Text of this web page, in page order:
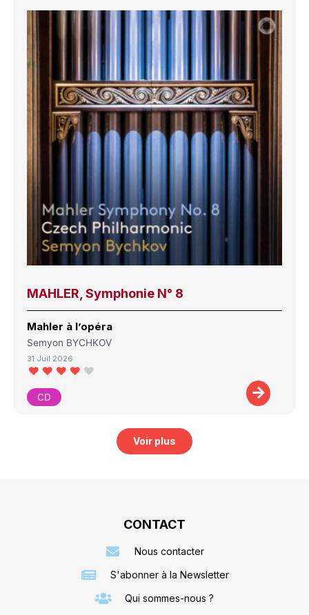
MAHLER, Symphonie N° 8
Mahler à l’opéra
Semyon BYCHKOV
31 Juil 2026
CD
Voir plus
CONTACT
Nous contacter
S'abonner à la Newsletter
Qui sommes-nous ?